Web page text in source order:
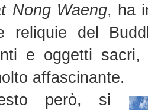
Nong Waeng, ha
reliquie del
e oggetti
affascinante.
però, si